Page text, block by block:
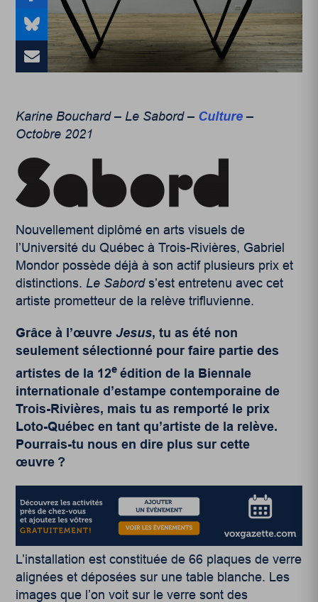
Karine Bouchard – Le Sabord – Culture –
Octobre 2021
Nouvellement diplômé en arts visuels de
l’Université du Québec à Trois-Rivières, Gabriel
Mondor possède déjà à son actif plusieurs prix et
distinctions. Le Sabords’est entretenu avec cet
artiste prometteur de la relève trifluvienne.
Grâce à l’œuvreJesus, tu as été non
seulement sélectionné pour faire partie des
artistes de la 12e édition de la Biennale
internationale d’estampe contemporaine de
Trois-Rivières, mais tu as remporté le prix
Loto-Québec en tant qu’artiste de la relève.
Pourrais-tu nous en dire plus sur cette
œuvre ?
L’installation est constituée de 66 plaques de verre
alignées et déposées sur une table blanche. Les
images que l’on voit sur le verre sont des